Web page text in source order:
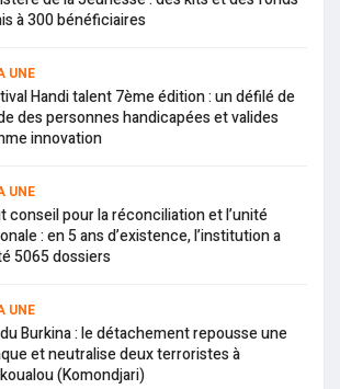
à 300 bénéficiaires
UNE
Handi talent 7ème édition : un défilé de
des personnes handicapées et valides
innovation
UNE
conseil pour la réconciliation et l’unité
: en 5 ans d’existence, l’institution a
5065 dossiers
UNE
Burkina : le détachement repousse une
et neutralise deux terroristes à
(Komondjari)